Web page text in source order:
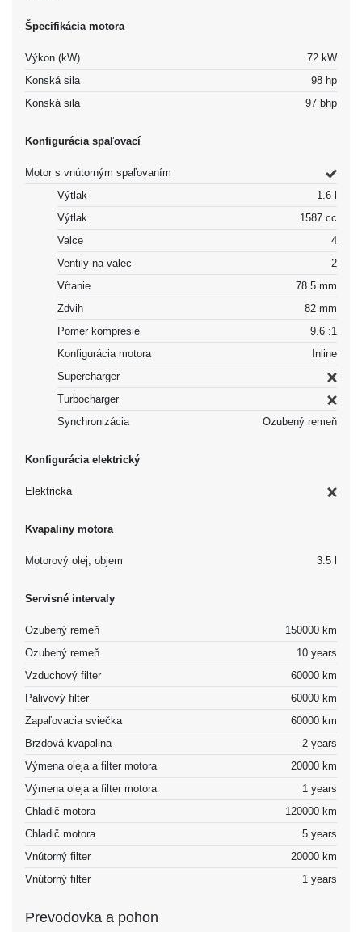
Špecifikácia motora
Výkon (kW)
72 kW
Konská sila
98 hp
Konská sila
97 bhp
Konfigurácia spaľovací
Motor s vnútorným spaľovaním
Výtlak
1.6 l
Výtlak
1587 cc
Valce
4
Ventily na valec
2
Vŕtanie
78.5 mm
Zdvih
82 mm
Pomer kompresie
9.6 :1
Konfigurácia motora
Inline
Supercharger
Turbocharger
Synchronizácia
Ozubený remeň
Konfigurácia elektrický
Elektrická
Kvapaliny motora
Motorový olej, objem 3.5 l
Servisné intervaly
Ozubený remeň
150000 km
Ozubený remeň
10 years
Vzduchový filter
60000 km
Palivový filter
60000 km
Zapaľovacia sviečka
60000 km
Brzdová kvapalina
2 years
Výmena oleja a filter motora
20000 km
Výmena oleja a filter motora
1 years
Chladič motora
120000 km
Chladič motora
5 years
Vnútorný filter
20000 km
Vnútorný filter
1 years
Prevodovka a pohon